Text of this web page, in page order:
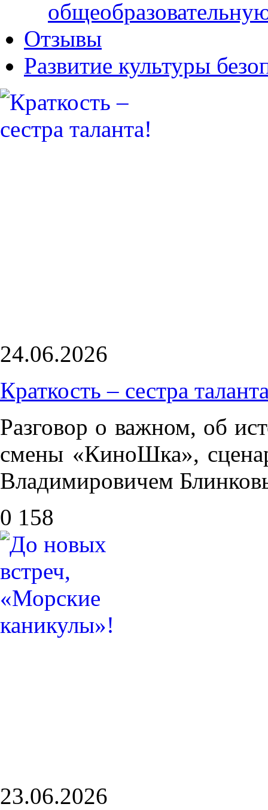
Отзывы
Развитие культуры
24.06.2026
Краткость – сестра
Разговор о важном, об
смены «КиноШка»,
Владимировичем
0 158
23.06.2026